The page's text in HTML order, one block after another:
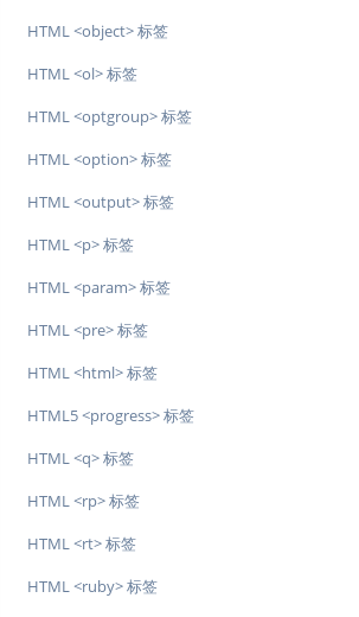
HTML <object> 标签
HTML <ol> 标签
HTML <optgroup> 标签
HTML <option> 标签
HTML <output> 标签
HTML <p> 标签
HTML <param> 标签
HTML <pre> 标签
HTML <html> 标签
HTML5 <progress> 标签
HTML <q> 标签
HTML <rp> 标签
HTML <rt> 标签
HTML <ruby> 标签